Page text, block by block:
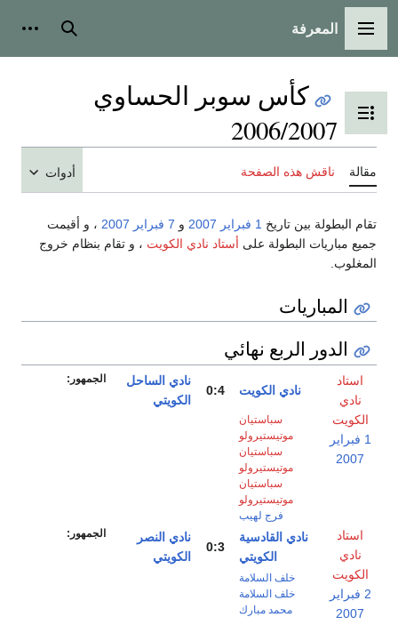
القائمة الرئيسية
المعرفة بحث
تبديل عرض جدول المحتويات
كأس سوبر الحساوي
2006/2007
مقالة ناقش هذه الصفحة أدوات
تقام البطولة بين تاريخ 1 فبراير 2007 و 7 فبراير 2007 ، و أقيمت
جميع مباريات البطولة على أستاد نادي الكويت ، و تقام بنظام خروج
المغلوب.
المباريات
الدور الربع نهائي
استاد
نادي
الكويت
1 فبراير
2007
نادي الكويت 0:4
نادي الساحل
الكويتي
الجمهور:
سباستيان
موتيستيرولو
سباستيان
موتيستيرولو
سباستيان
موتيستيرولو
فرج لهيب
استاد
نادي
الكويت
2 فبراير
2007
نادي القادسية
الكويتي
0:3
نادي النصر
الكويتي
الجمهور:
خلف السلامة
خلف السلامة
محمد مبارك